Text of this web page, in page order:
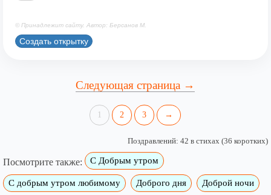
© Принадлежит сайту. Автор: Берсанов М.
Создать открытку
Следующая страница →
1 2 3 →
Поздравлений: 42 в стихах (36 коротких)
Посмотрите также: С Добрым утром
C добрым утром любимому Доброго дня Доброй ночи